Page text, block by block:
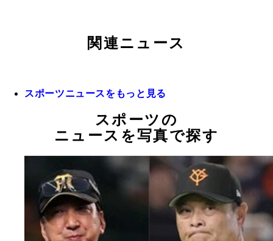
関連ニュース
スポーツニュースをもっと見る
スポーツの
ニュースを写真で探す